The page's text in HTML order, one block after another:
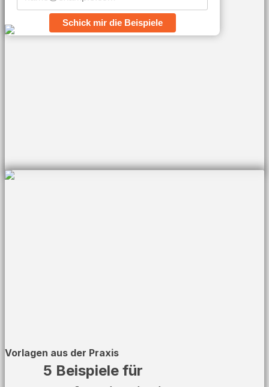
Schick mir die Beispiele
Vorlagen aus der Praxis
5 Beispiele für